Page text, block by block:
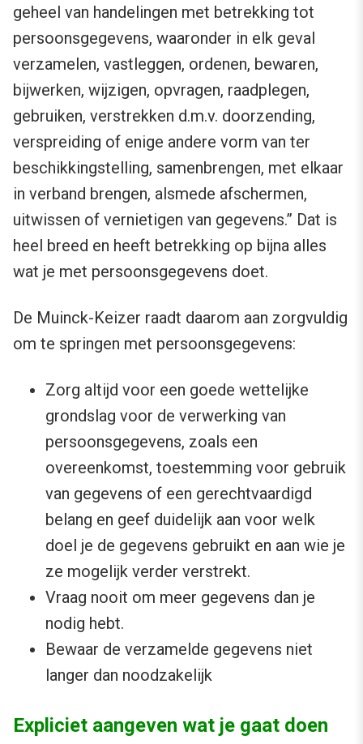
geheel van handelingen met betrekking tot
persoonsgegevens, waaronder in elk geval
verzamelen, vastleggen, ordenen, bewaren,
bijwerken, wijzigen, opvragen, raadplegen,
gebruiken, verstrekken d.m.v. doorzending,
verspreiding of enige andere vorm van ter
beschikkingstelling, samenbrengen, met elkaar
in verband brengen, alsmede afschermen,
uitwissen of vernietigen van gegevens.” Dat is
heel breed en heeft betrekking op bijna alles
wat je met persoonsgegevens doet.
De Muinck-Keizer raadt daarom aan zorgvuldig
om te springen met persoonsgegevens:
Zorg altijd voor een goede wettelijke
grondslag voor de verwerking van
persoonsgegevens, zoals een
overeenkomst, toestemming voor gebruik
van gegevens of een gerechtvaardigd
belang en geef duidelijk aan voor welk
doel je de gegevens gebruikt en aan wie je
ze mogelijk verder verstrekt.
Vraag nooit om meer gegevens dan je
nodig hebt.
Bewaar de verzamelde gegevens niet
langer dan noodzakelijk
Expliciet aangeven wat je gaat doen